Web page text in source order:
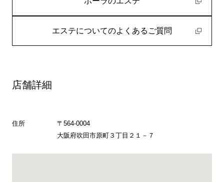
エステについてのよくあるご質問
店舗詳細
住所
〒564-0004
大阪府吹田市原町３丁目２１－７